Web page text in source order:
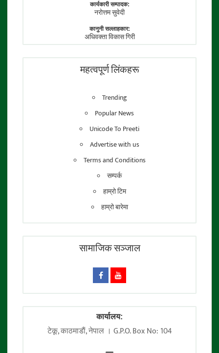
कार्यकारी सम्पादक:
नराेत्तम सुवेदी
कानुनी सल्लाहकार:
अधिवक्ता विकास गिरी
तेजेन्द्र श्रेष्ठ
महत्वपूर्ण लिंकहरू
Trending
Popular News
Unicode To Preeti
Advertise with us
Terms and Conditions
सम्पर्क
हाम्रो टिम
हाम्रो बारेमा
सामाजिक सञ्जाल
कार्यालय:
टेकू, काठमाडाैं, नेपाल । G.P.O. Box No: 104